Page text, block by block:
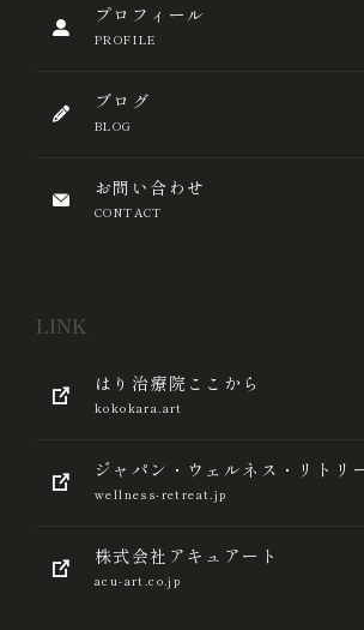
プロフィール
PROFILE
ブログ
BLOG
お問い合わせ
CONTACT
LINK
はり治療院ここから
kokokara.art
ジャパン・ウェルネス・リトリ
wellness-retreat.jp
株式会社アキュアート
acu-art.co.jp